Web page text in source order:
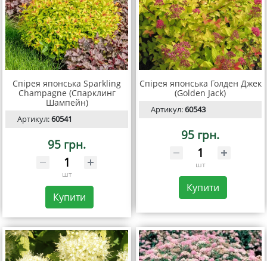
Спірея японська Sparkling
Champagne (Спарклинг
Шампейн)
Артикул:60541
95 грн.
шт
Купити
Спірея японська Голден Джек
(Golden Jack)
Артикул:60543
95 грн.
шт
Купити